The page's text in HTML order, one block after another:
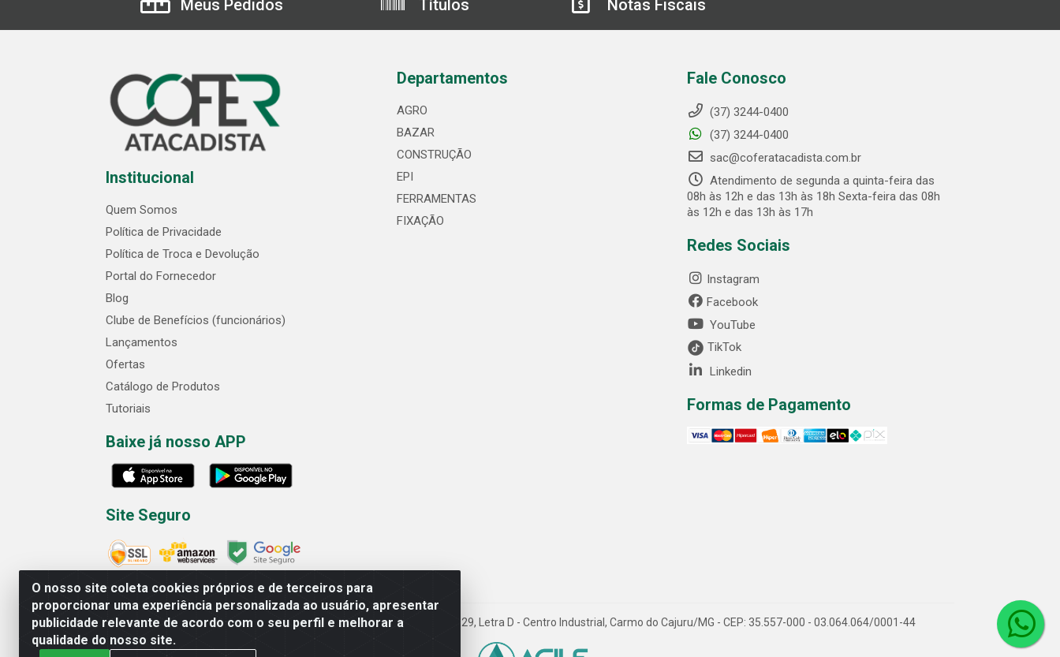
O nosso site coleta cookies próprios e de terceiros para
proporcionar uma experiência personalizada ao usuário, apresentar
publicidade relevante de acordo com o seu perfil e melhorar a
qualidade do nosso site.
Meus Pedidos Títulos Notas Fiscais
Institucional
Quem Somos
Política de Privacidade
Política de Troca e Devolução
Portal do Fornecedor
Blog
Clube de Benefícios (funcionários)
Lançamentos
Ofertas
Catálogo de Produtos
Tutoriais
Baixe já nosso APP
Site Seguro
Departamentos
AGRO
BAZAR
CONSTRUÇÃO
EPI
FERRAMENTAS
FIXAÇÃO
Fale Conosco
(37) 3244-0400
(37) 3244-0400
sac@coferatacadista.com.br
Atendimento de segunda a quinta-feira das
08h às 12h e das 13h às 18h Sexta-feira das 08h
às 12h e das 13h às 17h
Redes Sociais
Instagram
Facebook
YouTube
TikTok
Linkedin
Formas de Pagamento
Cofer Importadora e Distribuidora LTDA - Avenida Progresso, 1829, Letra D - Centro Industrial, Carmo do Cajuru/MG - CEP: 35.557-000 - 03.064.064/0001-44